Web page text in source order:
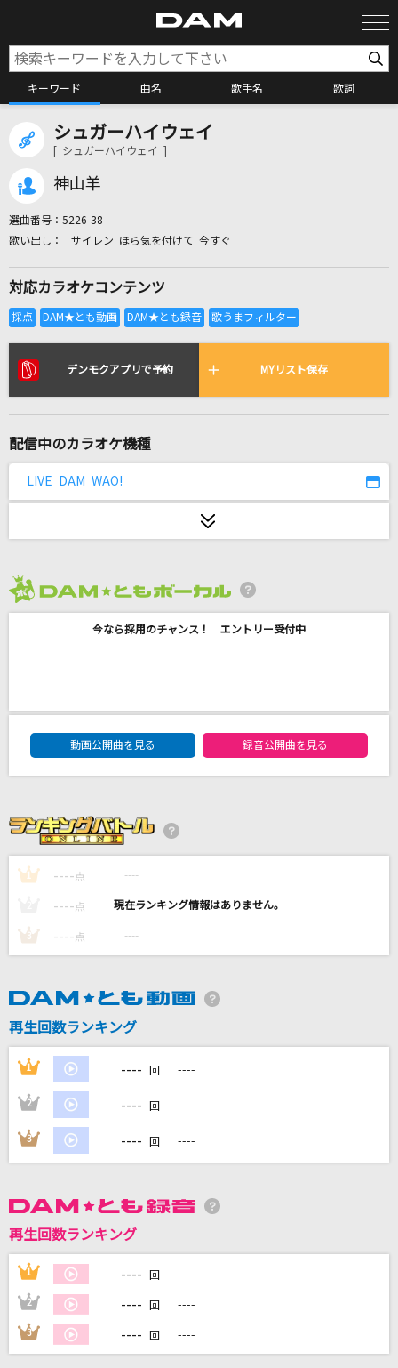
キーワード 曲名 歌手名 歌詞
カラオケ検索
全国りれき
リアルタイムで歌われている曲の一覧
モエチャッカファイア
好きすぎて滅！
[生音]君がくれた夏
ストーリーブック・ヴォヤッジ]
やさしさで溢れるように
おやすみせかい
the奥歯's
DAMの新曲・ランキングなど
カラオケ最新情報をチェック！
カラオケをもっと楽しもう！
シュガーハイウェイ
[ シュガーハイウェイ ]
神山羊
選曲番号： 5226-38
サイレン ほら気を付けて 今すぐ
対応カラオケコンテンツ
デンモクアプリで予約 MYリスト保存
配信中のカラオケ機種
LIVE DAM WAO!
今なら採用のチャンス！ エントリー受付中
DAM★ともボーカルエントリーランキング
動画公開曲を見る
録音公開曲を見る
1 ---- 点 ----
---- 点 ----
3 ---- 点 ----
再生回数ランキング
1 ---- 回 ----
2 ---- 回 ----
3 ---- 回 ----
再生回数ランキング
1 ---- 回 ----
2 ---- 回 ----
3 ---- 回 ----